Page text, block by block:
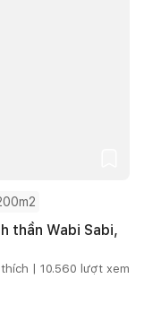
thần Wabi Sabi,
| 10.560 lượt xem